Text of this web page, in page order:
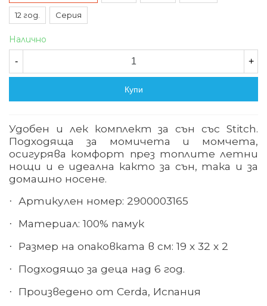
12 год. Серия
Налично
- +
Купи
Удобен и лек комплект за сън със Stitch.
Подходяща за момичета и момчета,
осигурява комфорт през топлите летни
нощи и е идеална както за сън, така и за
домашно носене.
· Артикулен номер: 2900003165
· Материал: 100% памук
· Размер на опаковката в см: 19 х 32 х 2
· Подходящо за деца над 6 год.
· Произведено от Cerda, Испания